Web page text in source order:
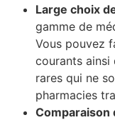
Large choix
gamme de
Vous pouvez
courants ainsi
rares qui ne
pharmacies
Comparaison